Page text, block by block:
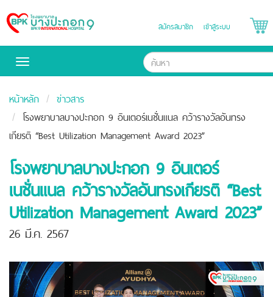
Bangpakok
Hospital
สมัครสมาชิก เข้าสู่ระบบ
Toggle
หน้าหลัก
ข่าวสาร
โรงพยาบาลบางปะกอก 9 อินเตอร์เนชั่นแนล คว้ารางวัลอันทรง
เกียรติ “Best Utilization Management Award 2023”
โรงพยาบาลบางปะกอก 9 อินเตอร์
เนชั่นแนล คว้ารางวัลอันทรงเกียรติ “Best
Utilization Management Award 2023”
26 มี.ค. 2567